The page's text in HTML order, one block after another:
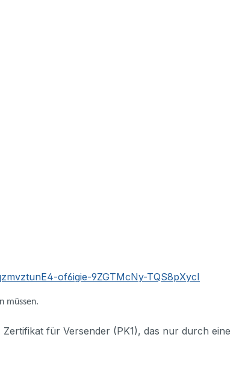
of6igie-9ZGTMcNy-TQS8pXycI
müssen.
für Versender (PK1), das nur durch eine